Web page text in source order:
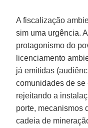
A fiscalização
sim uma urgência.
protagonismo do
licenciamento
já emitidas
comunidades de
rejeitando a
porte, mecanismos
cadeia de